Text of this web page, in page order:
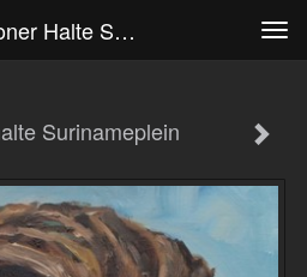
Saskia Lensink - Bewoner Halte Surinameplein
Surinameplein